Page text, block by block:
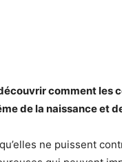
comment
de la naissance et
ne puissent